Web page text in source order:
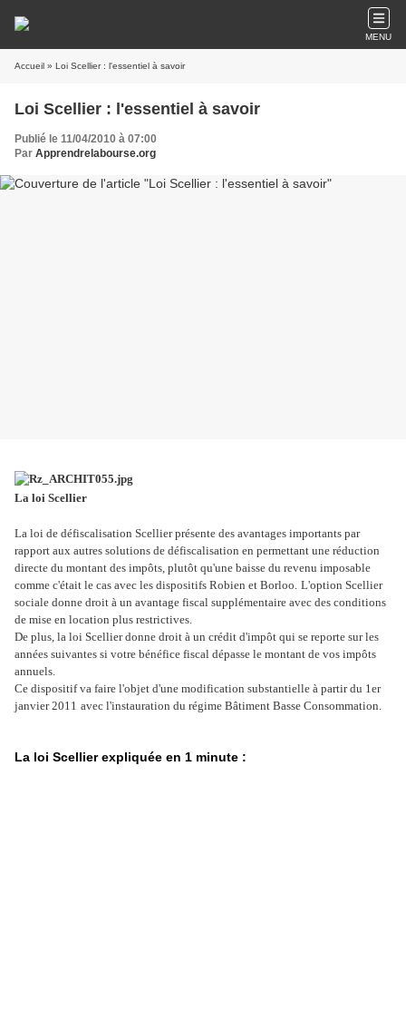
MENU
Accueil » Loi Scellier : l'essentiel à savoir
Loi Scellier : l'essentiel à savoir
Publié le 11/04/2010 à 07:00
Par Apprendrelabourse.org
La loi Scellier
La loi de défiscalisation Scellier présente des avantages importants par
rapport aux autres solutions de défiscalisation en permettant une réduction
directe du montant des impôts, plutôt qu'une baisse du revenu imposable
comme c'était le cas avec les dispositifs Robien et Borloo. L'option Scellier
sociale donne droit à un avantage fiscal supplémentaire avec des conditions
de mise en location plus restrictives.
De plus, la loi Scellier donne droit à un crédit d'impôt qui se reporte sur les
années suivantes si votre bénéfice fiscal dépasse le montant de vos impôts
annuels.
Ce dispositif va faire l'objet d'une modification substantielle à partir du 1er
janvier 2011 avec l'instauration du régime Bâtiment Basse Consommation.
La loi Scellier expliquée en 1 minute :